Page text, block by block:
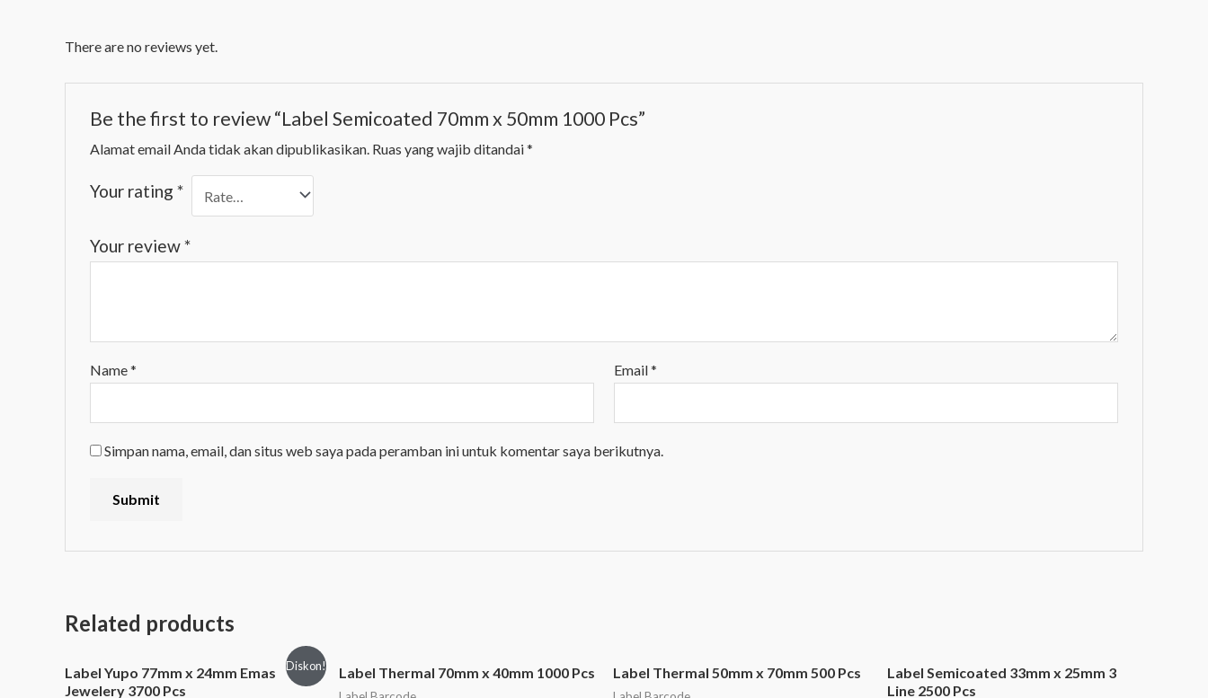
There are no reviews yet.
Be the first to review “Label Semicoated 70mm x 50mm 1000 Pcs”
Alamat email Anda tidak akan dipublikasikan. Ruas yang wajib ditandai*
Your rating *
Your review*
Name* Email*
Simpan nama, email, dan situs web saya pada peramban ini untuk komentar saya berikutnya.
Related products
Diskon!
Label Yupo 77mm x 24mm Emas
Jewelery 3700 Pcs
Label Thermal 70mm x 40mm 1000 Pcs Label Thermal 50mm x 70mm 500 Pcs
Label Semicoated 33mm x 25mm 3
Line 2500 Pcs